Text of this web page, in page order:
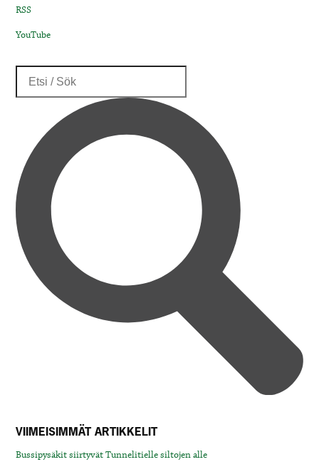
RSS
YouTube
VIIMEISIMMÄT ARTIKKELIT
Bussipysäkit siirtyvät Tunnelitielle siltojen alle